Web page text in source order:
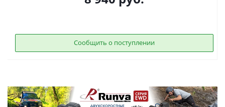
Сообщить о поступлении